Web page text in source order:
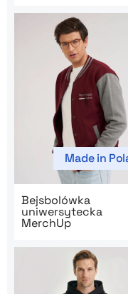
Made in
Bejsbolówka
uniwersytecka
MerchUp